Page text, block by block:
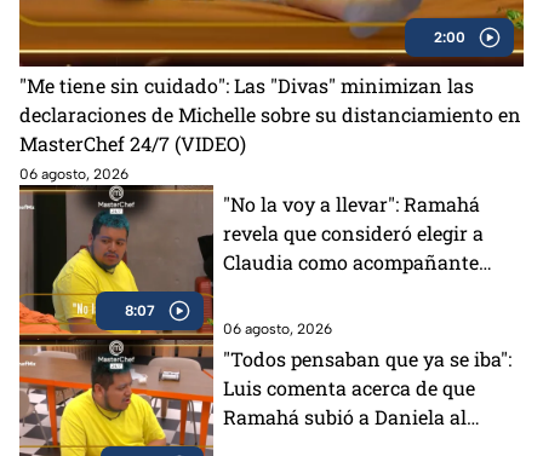
2:00
"Me tiene sin cuidado": Las "Divas" minimizan las
declaraciones de Michelle sobre su distanciamiento en
MasterChef 24/7 (VIDEO)
06 agosto, 2026
8:07
"No la voy a llevar": Ramahá
revela que consideró elegir a
Claudia como acompañante
MasterChef (VIDEO)
06 agosto, 2026
"Todos pensaban que ya se iba":
Luis comenta acerca de que
Ramahá subió a Daniela al